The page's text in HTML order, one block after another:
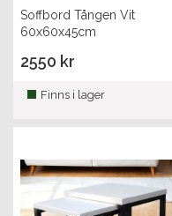
Soffbord Tången Vit
60x60x45cm
2550 kr
Finns i lager